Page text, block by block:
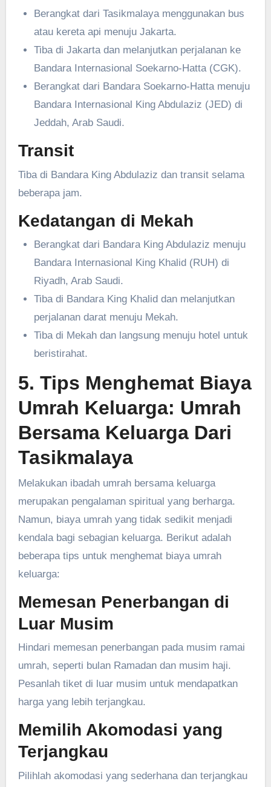
Berangkat dari Tasikmalaya menggunakan bus
atau kereta api menuju Jakarta.
Tiba di Jakarta dan melanjutkan perjalanan ke
Bandara Internasional Soekarno-Hatta (CGK).
Berangkat dari Bandara Soekarno-Hatta menuju
Bandara Internasional King Abdulaziz (JED) di
Jeddah, Arab Saudi.
Transit
Tiba di Bandara King Abdulaziz dan transit selama
beberapa jam.
Kedatangan di Mekah
Berangkat dari Bandara King Abdulaziz menuju
Bandara Internasional King Khalid (RUH) di
Riyadh, Arab Saudi.
Tiba di Bandara King Khalid dan melanjutkan
perjalanan darat menuju Mekah.
Tiba di Mekah dan langsung menuju hotel untuk
beristirahat.
5. Tips Menghemat Biaya
Umrah Keluarga: Umrah
Bersama Keluarga Dari
Tasikmalaya
Melakukan ibadah umrah bersama keluarga
merupakan pengalaman spiritual yang berharga.
Namun, biaya umrah yang tidak sedikit menjadi
kendala bagi sebagian keluarga. Berikut adalah
beberapa tips untuk menghemat biaya umrah
keluarga:
Memesan Penerbangan di
Luar Musim
Hindari memesan penerbangan pada musim ramai
umrah, seperti bulan Ramadan dan musim haji.
Pesanlah tiket di luar musim untuk mendapatkan
harga yang lebih terjangkau.
Memilih Akomodasi yang
Terjangkau
Pilihlah akomodasi yang sederhana dan terjangkau